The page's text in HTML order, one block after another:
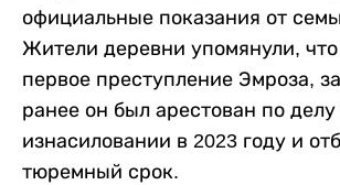
официальные показания от
Жители деревни упомянули, что
первое преступление Эмроза,
ранее он был арестован по делу
изнасиловании в 2023 году и
тюремный срок.